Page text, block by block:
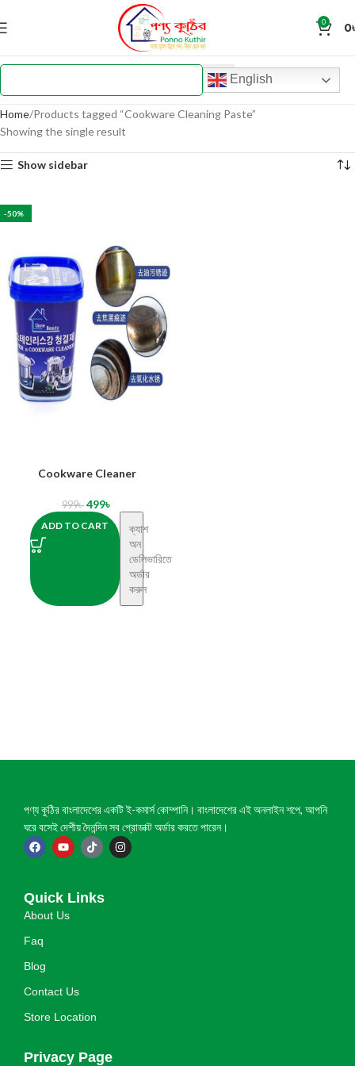
0 0
English
Home Products tagged “Cookware Cleaning Paste”
Showing the single result
Show sidebar
-50%
Cookware Cleaner
999৳ 499৳
ADD TO CART
ক্যাশ
অন
ডেলিভারিতে
অর্ডার
করুন
পণ্য কুঠির বাংলাদেশের একটি ই-কমার্স কোম্পানি। বাংলাদেশের এই অনলাইন শপে, আপনি
ঘরে বসেই দেশীয় দৈনন্দিন সব প্রোডাক্ট অর্ডার করতে পারেন।
Quick Links
About Us
Faq
Blog
Contact Us
Store Location
Privacy Page